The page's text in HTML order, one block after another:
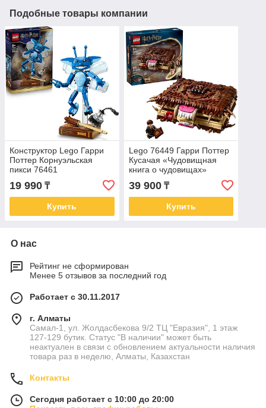
Подобные товары компании
Конструктор Lego Гарри
Поттер Корнуэльская
пикси 76461
19 990 ₸
Купить
Lego 76449 Гарри Поттер
Кусачая «Чудовищная
книга о чудовищах»
39 900₸
Купить
О нас
Рейтинг не сформирован
Менее 5 отзывов за последний год
Работает с 30.11.2017
г. Алматы
Самал-1, ул. Жолдасбекова 9/2 ТЦ "Евразия", 1 этаж
127-129 бутик. Статус "В наличии" может быть
неактуален в связи с обновлением актуальности наличия
товара раз в неделю, Алматы, Казахстан
Контакты
Сегодня работает с 10:00 до 20:00